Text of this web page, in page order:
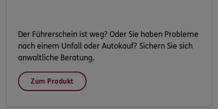
Der Führerschein ist weg? Oder Sie haben Probleme
nach einem Unfall oder Autokauf? Sichern Sie sich
anwaltliche Beratung.
Zum Produkt